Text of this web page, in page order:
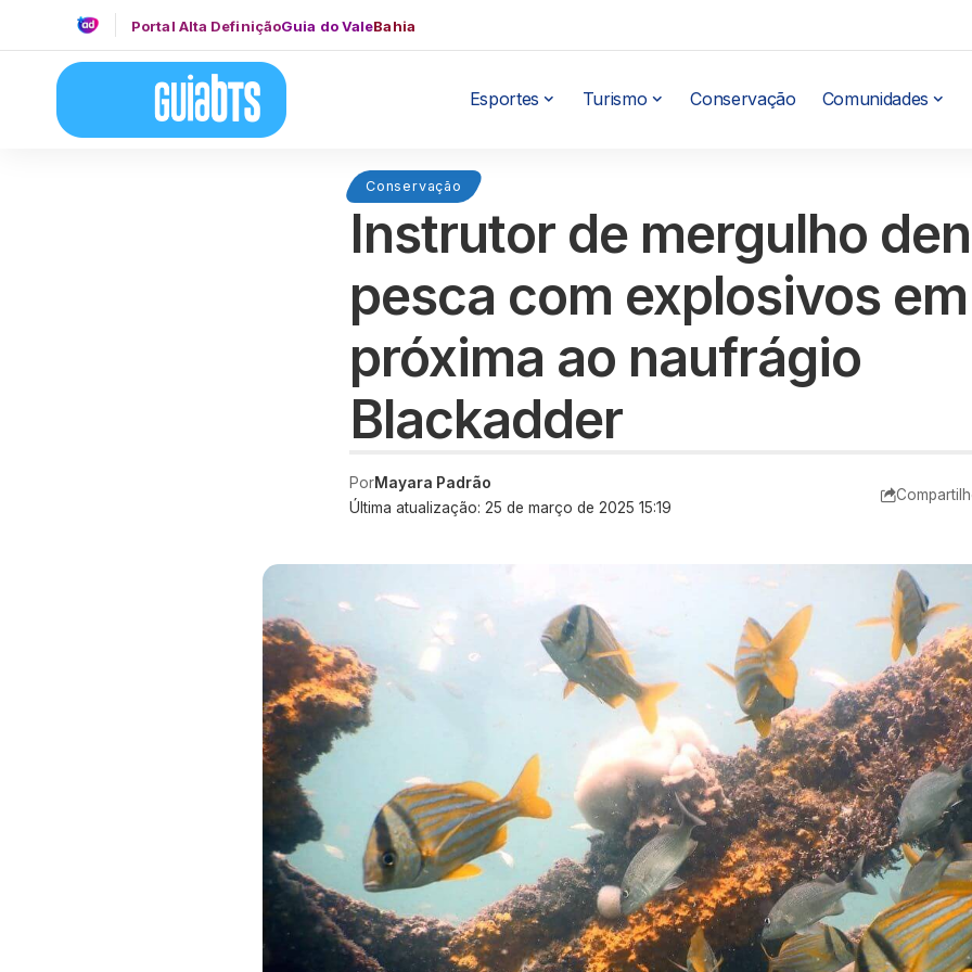
Portal Alta DefiniçãoGuia do ValeBahia
Esportes Turismo Conservação Comunidades
Conservação
Instrutor de mergulho
pesca com explosivos
próxima ao naufrágio
Blackadder
Última atualização: 25 de março de 2025 15:19
PorMayara Padrão